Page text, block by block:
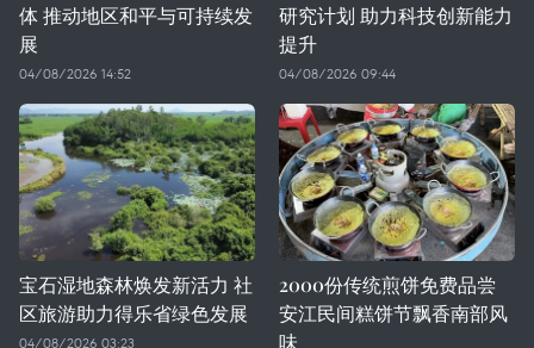
体 推动地区和平与可持续发
展
04/08/2026 14:52
研究计划 助力科技创新能力
提升
04/08/2026 09:44
宝石湿地森林焕发新活力 社
区旅游助力得乐省绿色发展
04/08/2026 03:23
2000份传统煎饼免费品尝
安江民间糕饼节飘香南部风
味